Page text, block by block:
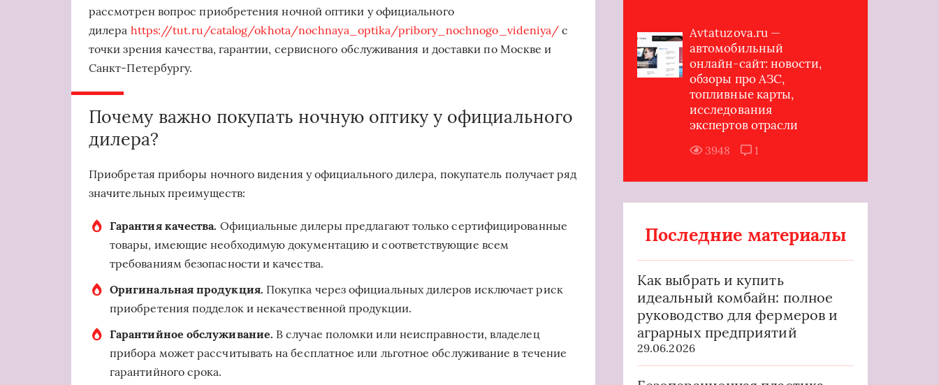
рассмотрен вопрос приобретения ночной оптики у официального
дилера https://tut.ru/catalog/okhota/nochnaya_optika/pribory_nochnogo_videniya/ с
точки зрения качества, гарантии, сервисного обслуживания и доставки по Москве и
Санкт-Петербургу.
Почему важно покупать ночную оптику у официального
дилера?
Приобретая приборы ночного видения у официального дилера, покупатель получает ряд
значительных преимуществ:
Гарантия качества. Официальные дилеры предлагают только сертифицированные
товары, имеющие необходимую документацию и соответствующие всем
требованиям безопасности и качества.
Оригинальная продукция. Покупка через официальных дилеров исключает риск
приобретения подделок и некачественной продукции.
Гарантийное обслуживание. В случае поломки или неисправности, владелец
прибора может рассчитывать на бесплатное или льготное обслуживание в течение
гарантийного срока.
Avtatuzova.ru —
автомобильный
онлайн-сайт: новости,
обзоры про АЗС,
топливные карты,
исследования
экспертов отрасли
3948 1
Последние материалы
Как выбрать и купить
идеальный комбайн: полное
руководство для фермеров и
аграрных предприятий
29.06.2026